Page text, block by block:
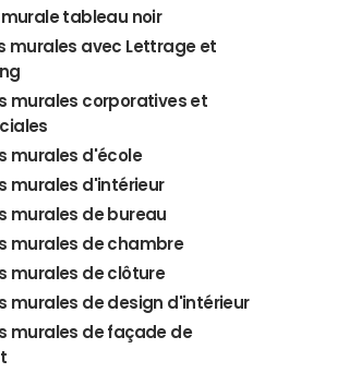
tableau noir
murales avec Lettrage et
murales corporatives et
murales d'école
murales d'intérieur
murales de bureau
murales de chambre
murales de clôture
murales de design d'intérieur
murales de façade de